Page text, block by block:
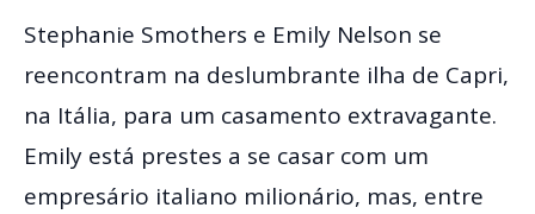
Stephanie Smothers e Emily Nelson se
reencontram na deslumbrante ilha de Capri,
na Itália, para um casamento extravagante.
Emily está prestes a se casar com um
empresário italiano milionário, mas, entre